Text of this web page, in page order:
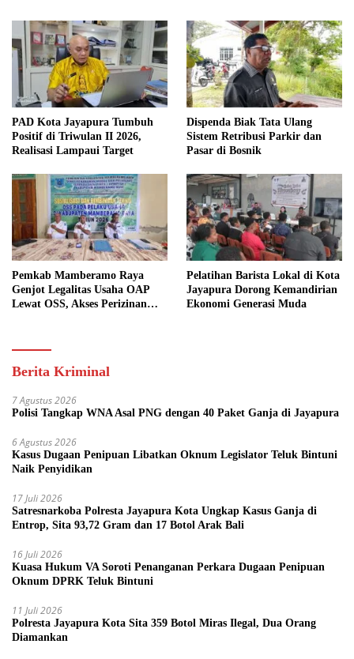
PAD Kota Jayapura Tumbuh
Positif di Triwulan II 2026,
Realisasi Lampaui Target
Dispenda Biak Tata Ulang
Sistem Retribusi Parkir dan
Pasar di Bosnik
Pemkab Mamberamo Raya
Genjot Legalitas Usaha OAP
Lewat OSS, Akses Perizinan
Pelatihan Barista Lokal di Kota
Jayapura Dorong Kemandirian
Ekonomi Generasi Muda
Berita Kriminal
7 Agustus 2026
Polisi Tangkap WNA Asal PNG dengan 40 Paket Ganja di Jayapura
6 Agustus 2026
Kasus Dugaan Penipuan Libatkan Oknum Legislator Teluk Bintuni
Naik Penyidikan
17 Juli 2026
Satresnarkoba Polresta Jayapura Kota Ungkap Kasus Ganja di
Entrop, Sita 93,72 Gram dan 17 Botol Arak Bali
16 Juli 2026
Kuasa Hukum VA Soroti Penanganan Perkara Dugaan Penipuan
Oknum DPRK Teluk Bintuni
11 Juli 2026
Polresta Jayapura Kota Sita 359 Botol Miras Ilegal, Dua Orang
Diamankan